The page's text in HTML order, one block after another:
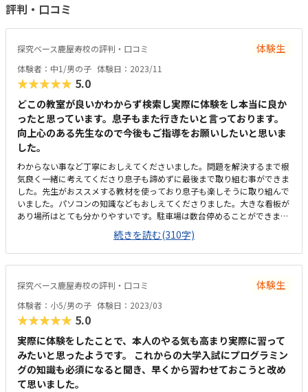
評判・口コミ
探究ベース鹿屋寿校の評判・口コミ 体験生
体験者：中1/男の子 体験日：2023/11
★★★★★ 5.0
どこの教室が良いかわからず検索し実際に体験をし本当に良か
ったと思っています。息子もまた行きたいと言っております。
向上心のある先生なので今後もご指導をお願いしたいと思いま
した。
わからない事など丁寧におしえてくださいました。問題を解決するまで根
気良く一緒に考えてくださり息子も諦めずに最後まで取り組む事ができま
した。先生がおススメする教材を使っており息子も楽しそうに取り組んで
いました。パソコンの知識などもおしえてくださりました。大きな看板が
あり場所はとても分かりやすいです。駐車場は数台停めることができま
す。とてもおしゃれで清潔感があります。集中して受講できる環境で設備
も完璧だと思います。授業内容や設備、立地場所などを考えるとプログラ
ミング教室として妥当な金額だと思います。先生が一生懸命、丁寧におし
えてくださる姿が印象的でした。息子は人見知りをしますが、すぐに打ち
続きを読む(310字)
探究ベース鹿屋寿校の評判・口コミ 体験生
体験者：小5/男の子 体験日：2023/03
★★★★★ 5.0
実際に体験をしたことで、本人のやる気も高まり実際に習って
みたいと思ったようです。 これからの大学入試にプログラミン
グの知識も必須になると聞き、早くから習わせておこうと改め
て思いました。